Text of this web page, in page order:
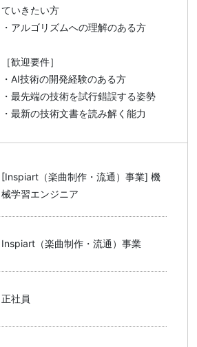
ていきたい方
・アルゴリズムへの理解のある方
［歓迎要件］
・AI技術の開発経験のある方
・最先端の技術を試行錯誤する姿勢
・最新の技術文書を読み解く能力
[Inspiart（楽曲制作・流通）事業] 機
械学習エンジニア
Inspiart（楽曲制作・流通）事業
正社員